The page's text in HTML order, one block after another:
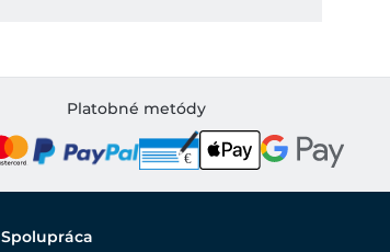
Platobné metódy
Spolupráca